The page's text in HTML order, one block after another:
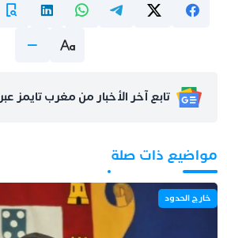
تابع آخر الأخبار من مغرب تايمز عبر Google News
مواضيع ذات صلة
خارج الحدود